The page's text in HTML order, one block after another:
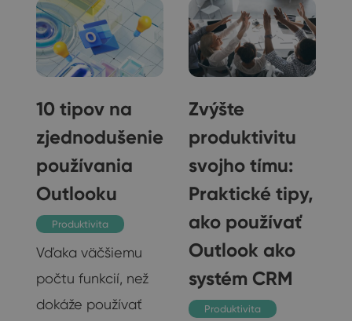
10 tipov na
zjednodušenie
používania
Outlooku
Produktivita
Vďaka väčšiemu
počtu funkcií, než
dokáže používať
Zvýšte
produktivitu
svojho tímu:
Praktické tipy,
ako používať
Outlook ako
systém CRM
Produktivita